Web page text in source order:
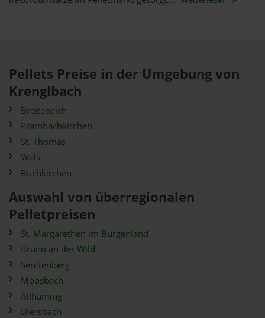
Pellets Preise in der Umgebung von
Krenglbach
Breitenaich
Prambachkirchen
St. Thomas
Wels
Buchkirchen
Auswahl von überregionalen
Pelletpreisen
St. Margarethen im Burgenland
Brunn an der Wild
Senftenberg
Moosbach
Allhaming
Diersbach